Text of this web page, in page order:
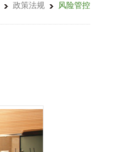
政策法规 风险管控